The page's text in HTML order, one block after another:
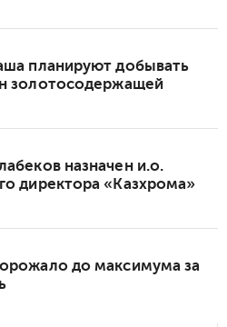
планируют добывать
золотосодержащей
назначен и.о.
директора «Казхрома»
до максимума за